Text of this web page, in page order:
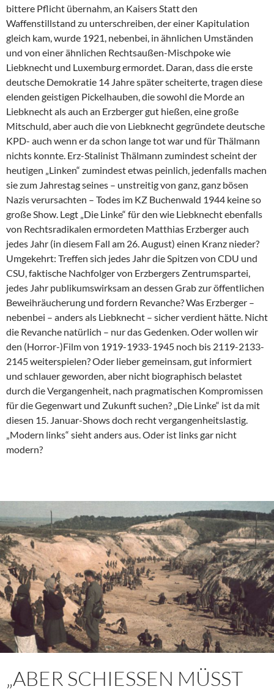
bittere Pflicht übernahm, an Kaisers Statt den
Waffenstillstand zu unterschreiben, der einer Kapitulation
gleich kam, wurde 1921, nebenbei, in ähnlichen Umständen
und von einer ähnlichen Rechtsaußen-Mischpoke wie
Liebknecht und Luxemburg ermordet. Daran, dass die erste
deutsche Demokratie 14 Jahre später scheiterte, tragen diese
elenden geistigen Pickelhauben, die sowohl die Morde an
Liebknecht als auch an Erzberger gut hießen, eine große
Mitschuld, aber auch die von Liebknecht gegründete deutsche
KPD- auch wenn er da schon lange tot war und für Thälmann
nichts konnte. Erz-Stalinist Thälmann zumindest scheint der
heutigen „Linken“ zumindest etwas peinlich, jedenfalls machen
sie zum Jahrestag seines – unstreitig von ganz, ganz bösen
Nazis verursachten – Todes im KZ Buchenwald 1944 keine so
große Show. Legt „Die Linke“ für den wie Liebknecht ebenfalls
von Rechtsradikalen ermordeten Matthias Erzberger auch
jedes Jahr (in diesem Fall am 26. August) einen Kranz nieder?
Umgekehrt: Treffen sich jedes Jahr die Spitzen von CDU und
CSU, faktische Nachfolger von Erzbergers Zentrumspartei,
jedes Jahr publikumswirksam an dessen Grab zur öffentlichen
Beweihräucherung und fordern Revanche? Was Erzberger –
nebenbei – anders als Liebknecht – sicher verdient hätte. Nicht
die Revanche natürlich – nur das Gedenken. Oder wollen wir
den (Horror-)Film von 1919-1933-1945 noch bis 2119-2133-
2145 weiterspielen? Oder lieber gemeinsam, gut informiert
und schlauer geworden, aber nicht biographisch belastet
durch die Vergangenheit, nach pragmatischen Kompromissen
für die Gegenwart und Zukunft suchen? „Die Linke“ ist da mit
diesen 15. Januar-Shows doch recht vergangenheitslastig.
„Modern links“ sieht anders aus. Oder ist links gar nicht
modern?
„ABER SCHIESSEN MÜSST